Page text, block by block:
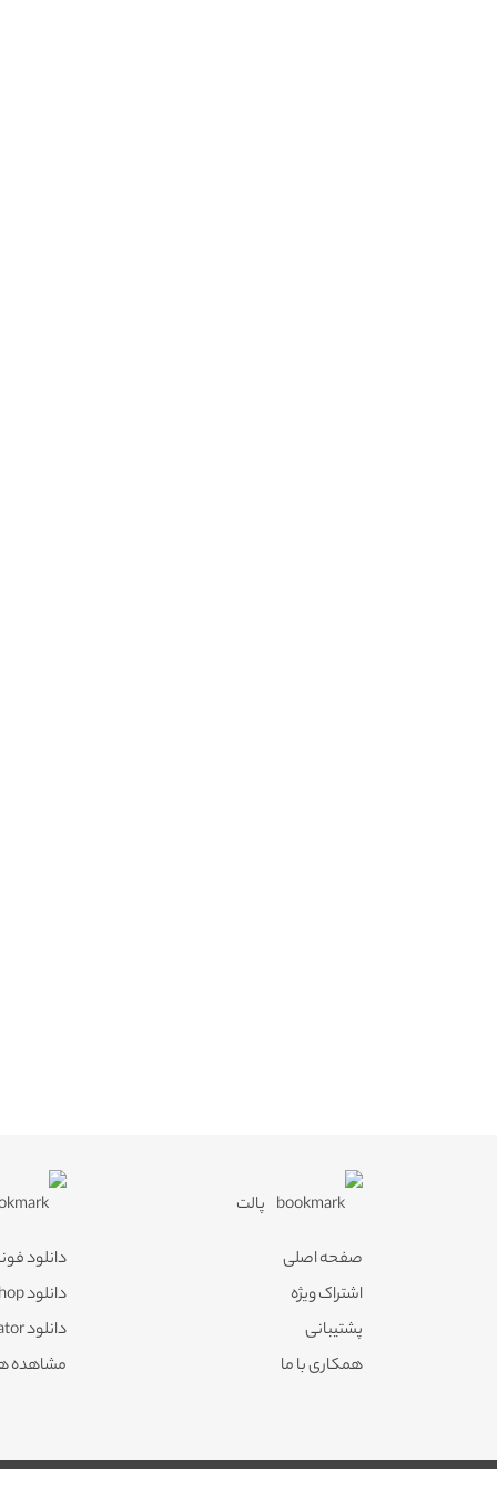
پالت
صفحه اصلی
اشتراک ویژه
پشتیبانی
همکاری با ما
دانلود
دانلود Photoshop
دانلود Illustrator
مشاهده